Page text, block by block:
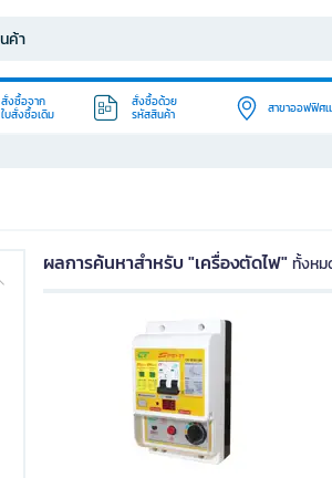
สั่งซื้อจาก
ใบสั่งซื้อเดิม
สั่งซื้อด้วย
รหัสสินค้า
สาขาออฟฟิศ
ผลการค้นหาสำหรับ "เครื่องตัดไฟ"ทั้งหม